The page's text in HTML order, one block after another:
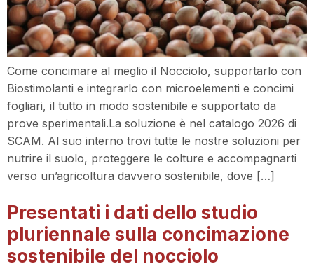
Come concimare al meglio il Nocciolo, supportarlo con
Biostimolanti e integrarlo con microelementi e concimi
fogliari, il tutto in modo sostenibile e supportato da
prove sperimentali.La soluzione è nel catalogo 2026 di
SCAM. Al suo interno trovi tutte le nostre soluzioni per
nutrire il suolo, proteggere le colture e accompagnarti
verso un’agricoltura davvero sostenibile, dove […]
Presentati i dati dello studio
pluriennale sulla concimazione
sostenibile del nocciolo